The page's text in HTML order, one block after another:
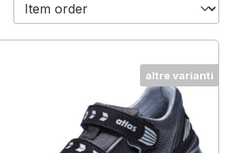
altre varianti